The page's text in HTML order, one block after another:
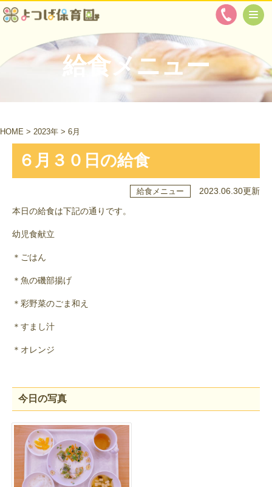
給食メニュー
HOME > 2023年 > 6月
６月３０日の給食
給食メニュー 2023.06.30更新
本日の給食は下記の通りです。
幼児食献立
＊ごはん
＊魚の磯部揚げ
＊彩野菜のごま和え
＊すまし汁
＊オレンジ
今日の写真